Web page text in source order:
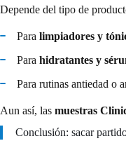
Depende del tipo de
Para limpiadores y
Para hidratantes y
Para rutinas antiedad o
Aun así, las muestras
Conclusión: sacar